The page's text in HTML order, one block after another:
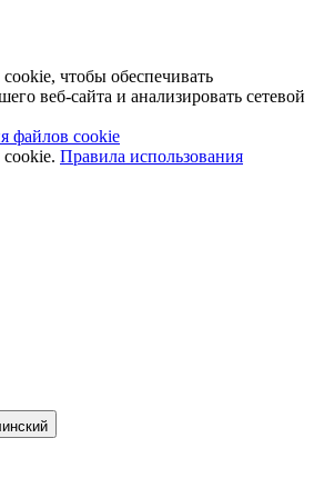
чтобы обеспечивать
веб-сайта и анализировать сетевой
файлов cookie
Правила использования